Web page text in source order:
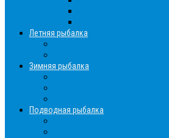
Летняя рыбалка
Зимняя рыбалка
Подводная рыбалка